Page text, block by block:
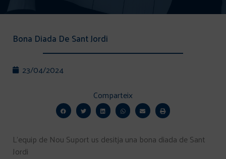
Bona Diada De Sant Jordi
23/04/2024
Comparteix
L’equip de Nou Suport us desitja una bona diada de Sant
Jordi